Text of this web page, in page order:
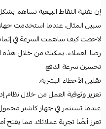
إن تقنية النقاط البيعية تساهم
سبيل المثال، عندما استخدمت
لاحظت كيف ساهمت السرعة في إتمام
رضا العملاء. يمكنك من خلال هذه
تحسين سرعة الدفع.
تقليل الأخطاء البشرية.
تعزيز وثوقية العمل من خلال نظام
عندما تستثمر فيجهاز كاشير
تعزز أيضًا تجربة عملائك، مما